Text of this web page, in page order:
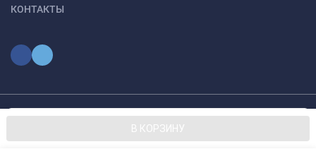
В КОРЗИНУ
КОНТАКТЫ